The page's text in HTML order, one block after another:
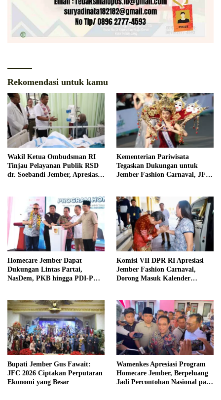
Rekomendasi untuk kamu
Wakil Ketua Ombudsman RI
Tinjau Pelayanan Publik RSD
dr. Soebandi Jember, Apresiasi
Kementerian Pariwisata
Tegaskan Dukungan untuk
Jember Fashion Carnaval, JFC
Homecare Jember Dapat
Dukungan Lintas Partai,
NasDem, PKB hingga PDI-P
Komisi VII DPR RI Apresiasi
Jember Fashion Carnaval,
Dorong Masuk Kalender
Bupati Jember Gus Fawait:
JFC 2026 Ciptakan Perputaran
Ekonomi yang Besar
Wamenkes Apresiasi Program
Homecare Jember, Berpeluang
Jadi Percontohan Nasional pada